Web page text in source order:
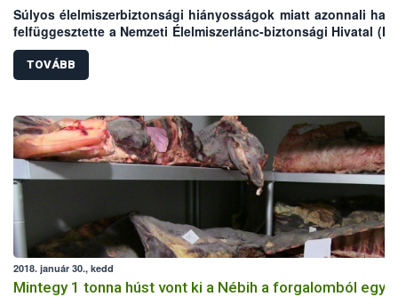
Súlyos élelmiszerbiztonsági hiányosságok miatt azonnali
felfüggesztette a Nemzeti Élelmiszerlánc-biztonsági Hivatal
egy budapesti finom pékáru és cukrászati termék előállító
működését. A hatósági szakemberek több mint 580 kg
vontak ki a forgalomból azok lejárt minőségmegőrzési
tapasztalt műszaki és higiéniai hiányosságok miatt. A Nébih a
forgalomban lévő késztermékek visszahívását is elrendelte.
TOVÁBB
2018. január 30., kedd
Mintegy 1 tonna húst vont ki a Nébih a forgalomból egy